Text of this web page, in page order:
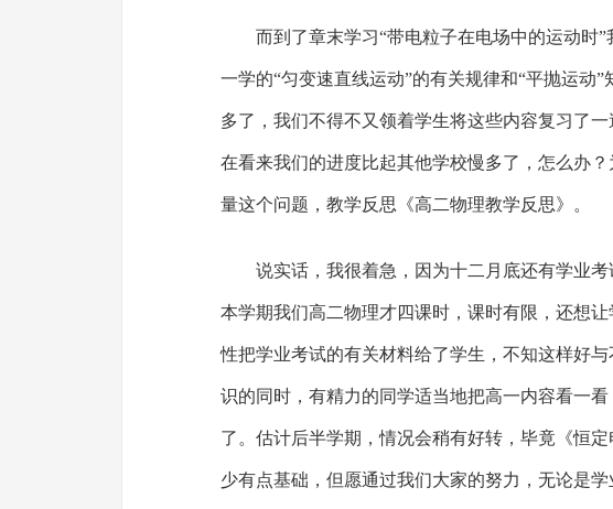
而到了章末学习“带电粒子在电场中的运动时
一学的“匀变速直线运动”的有关规律和“平抛运动
多了，我们不得不又领着学生将这些内容复习了
在看来我们的进度比起其他学校慢多了，怎么办
量这个问题，教学反思《高二物理教学反思》。
说实话，我很着急，因为十二月底还有学业考
本学期我们高二物理才四课时，课时有限，还想
性把学业考试的有关材料给了学生，不知这样好
识的同时，有精力的同学适当地把高一内容看一
了。估计后半学期，情况会稍有好转，毕竟《恒
少有点基础，但愿通过我们大家的努力，无论是